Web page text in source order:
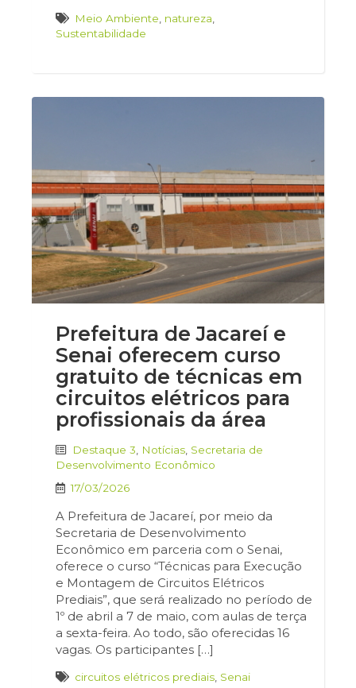
Meio Ambiente natureza
Sustentabilidade
Prefeitura de Jacareí e
Senai oferecem curso
gratuito de técnicas em
circuitos elétricos para
profissionais da área
Destaque 3 Notícias Secretaria de
Desenvolvimento Econômico
17/03/2026
A Prefeitura de Jacareí, por meio da
Secretaria de Desenvolvimento
Econômico em parceria com o Senai,
oferece o curso “Técnicas para Execução
e Montagem de Circuitos Elétricos
Prediais”, que será realizado no período de
1º de abril a 7 de maio, com aulas de terça
a sexta-feira. Ao todo, são oferecidas 16
vagas. Os participantes […]
circuitos elétricos prediais Senai